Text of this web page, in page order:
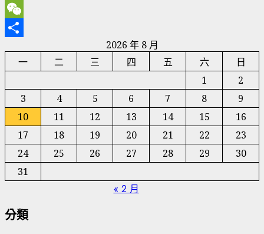
Line
WeChat
2026 年 8 月
一
二 三 四 五 六
日
1
2
3
4 5 6 7 8
9
10
11 12 13 14 15
16
17
18 19 20 21 22
23
24
25 26 27 28 29
30
31
« 2 月
分類